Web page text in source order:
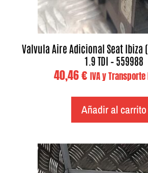
Valvula Aire Adicional Seat Ibiza
1.9 TDI – 559988
40,46€ IVA y
Añadir al carrito